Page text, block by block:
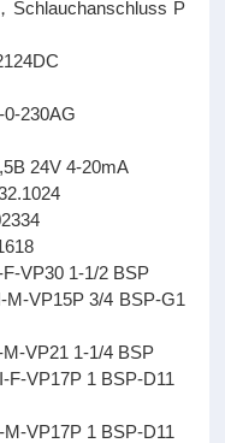
P
0-230AG
24V 4-20mA
VP30 1-1/2 BSP
VP15P 3/4 BSP-G1
VP21 1-1/4 BSP
VP17P 1 BSP-D11
VP17P 1 BSP-D11